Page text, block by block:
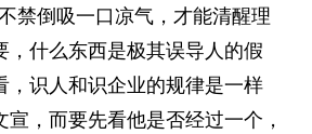
禁倒吸一口凉气，才能清醒理
，什么东西是极其误导人的假
，识人和识企业的规律是一样
，而要先看他是否经过一个，